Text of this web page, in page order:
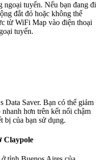
tuyến. Nếu bạn đang đi
đắt đỏ hoặc không thể
từ WiFi Map vào điện thoại
tuyến.
Saver. Bạn có thể giảm
hơn trên kết nối chậm
bị của bạn sử dụng.
Claypole